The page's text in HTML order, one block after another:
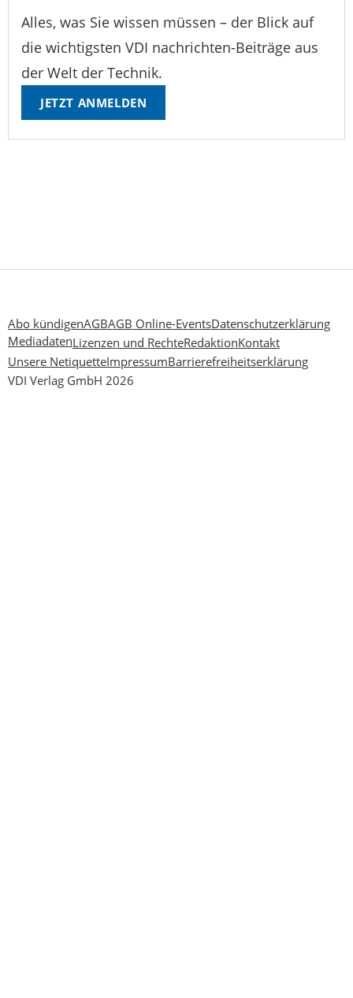
Alles, was Sie wissen müssen – der Blick auf
die wichtigsten VDI nachrichten-Beiträge aus
der Welt der Technik.
JETZT ANMELDEN
Abo kündigenAGBAGB Online-EventsDatenschutzerklärung
MediadatenLizenzen und RechteRedaktionKontakt
Unsere NetiquetteImpressumBarrierefreiheitserklärung
VDI Verlag GmbH 2026